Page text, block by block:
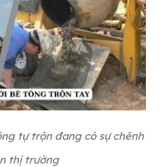
tự trộn đang có sự chênh
thị trường